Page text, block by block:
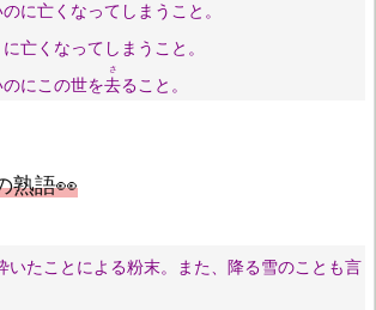
のに亡くなってしまうこと。
に亡くなってしまうこと。
のにこの世を去
さ
ること。
熟語👀
いたことによる粉末。また、降る雪のことも言